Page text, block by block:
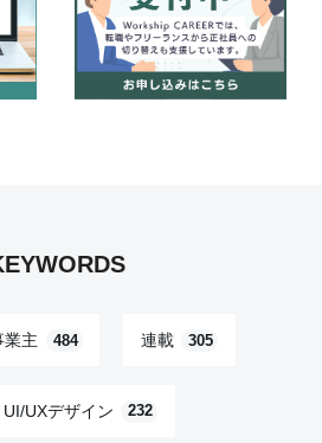
業主 484 連載 305
UI/UXデザイン 232